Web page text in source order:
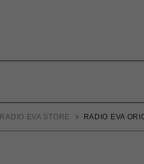
RADIO EVA STORE RADIO EVA